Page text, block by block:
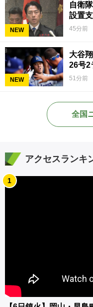
NEW
自衛
設置
45分前
NEW
大谷
26号2
51分前
全国
アクセスランキ
1